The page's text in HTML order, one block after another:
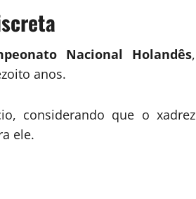
Nacional Holandês,
anos.
considerando que o xadrez
ele.